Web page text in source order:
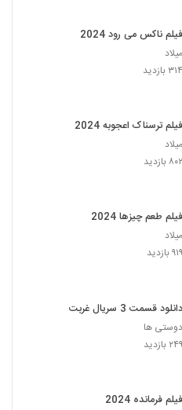
فیلم ناکس می رود 2024
میلاد
۳۱۴ بازدید
فیلم ترسناک اعجوبه 2024
میلاد
۸۰۲ بازدید
فیلم طعم چیزها 2024
میلاد
۹۱۹ بازدید
دانلود قسمت 3 سریال غربت
دوستی ها
۲۴۹ بازدید
فیلم فرمانده 2024